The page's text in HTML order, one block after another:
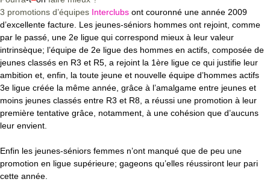
3 promotions d’équipes Interclubs ont couronné une année 2009
d’excellente facture. Les jeunes-séniors hommes ont rejoint, comme
par le passé, une 2e ligue qui correspond mieux à leur valeur
intrinsèque; l’équipe de 2e ligue des hommes en actifs, composée de
jeunes classés en R3 et R5, a rejoint la 1ère ligue ce qui justifie leur
ambition et, enfin, la toute jeune et nouvelle équipe d’hommes actifs
3e ligue créée la même année, grâce à l’amalgame entre jeunes et
moins jeunes classés entre R3 et R8, a réussi une promotion à leur
première tentative grâce, notamment, à une cohésion que d’aucuns
leur envient.
Enfin les jeunes-séniors femmes n’ont manqué que de peu une
promotion en ligue supérieure; gageons qu’elles réussiront leur pari
cette année.